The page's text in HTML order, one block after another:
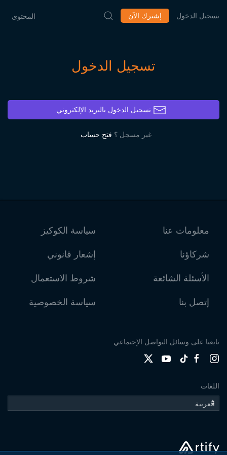
المحتوى إشترك الآن تسجيل الدخول
تسجيل الدخول
تسجيل الدخول بالبريد الإلكتروني
غير مسجل ؟ فتح حساب
معلومات عنا
شركاؤنا
الأسئلة الشائعة
إتصل بنا
سياسة الكوكيز
إشعار قانوني
شروط الاستعمال
سياسة الخصوصية
تابعنا على وسائل التواصل الإجتماعي
اللغات